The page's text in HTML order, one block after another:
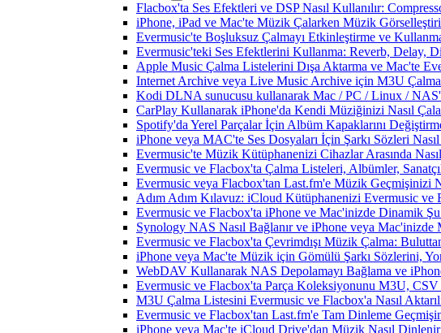
Flacbox'ta Ses Efektleri ve DSP Nasıl Kullanılır:
iPhone, iPad ve Mac'te Müzik Çalarken Müzik
Evermusic'te Boşluksuz Çalmayı Etkinleştirme ve
Evermusic'teki Ses Efektlerini Kullanma: Reverb, Delay,
Apple Music Çalma Listelerini Dışa Aktarma ve Mac'te
Internet Archive veya Live Music Archive için M3U
Kodi DLNA sunucusu kullanarak Mac / PC / Linux /
CarPlay Kullanarak iPhone'da Kendi Müziğinizi Nasıl
Spotify'da Yerel Parçalar İçin Albüm Kapaklarını
iPhone veya MAC'te Ses Dosyaları İçin Şarkı Sözleri
Evermusic'te Müzik Kütüphanenizi Cihazlar Arasında Nasıl
Evermusic ve Flacbox'ta Çalma Listeleri, Albümler,
Evermusic veya Flacbox'tan Last.fm'e Müzik Geçmişinizi
Adım Adım Kılavuz: iCloud Kütüphanenizi Evermusic ve
Evermusic ve Flacbox'ta iPhone ve Mac'inizde Dinamik
Synology NAS Nasıl Bağlanır ve iPhone veya Mac'inizde
Evermusic ve Flacbox'ta Çevrimdışı Müzik Çalma:
iPhone veya Mac'te Müzik için Gömülü Şarkı Sözlerini,
WebDAV Kullanarak NAS Depolamayı Bağlama ve
Evermusic ve Flacbox'ta Parça Koleksiyonunu M3U,
M3U Çalma Listesini Evermusic ve Flacbox'a Nasıl
Evermusic ve Flacbox'tan Last.fm'e Tam Dinleme
iPhone veya Mac'te iCloud Drive'dan Müzik Nasıl Dinlenir